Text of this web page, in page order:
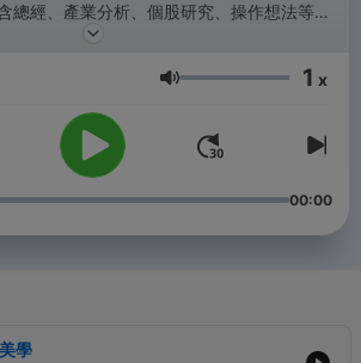
總經、產業分析、個股研究、操作想法等
6EF93D19 想看最新文章內容可
以圖解投資相關知識
-- Hosting provided
Głośność 1 x
00:00
學